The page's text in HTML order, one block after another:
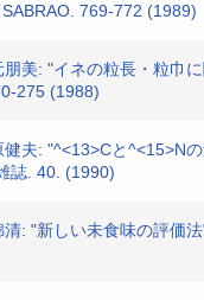
769-772 (1989)
美: "イネの粒長・粒巾
275 (1988)
夫: "^<13>Cと^<15>N
誌. 40. (1990)
: "新しい未食味の評価